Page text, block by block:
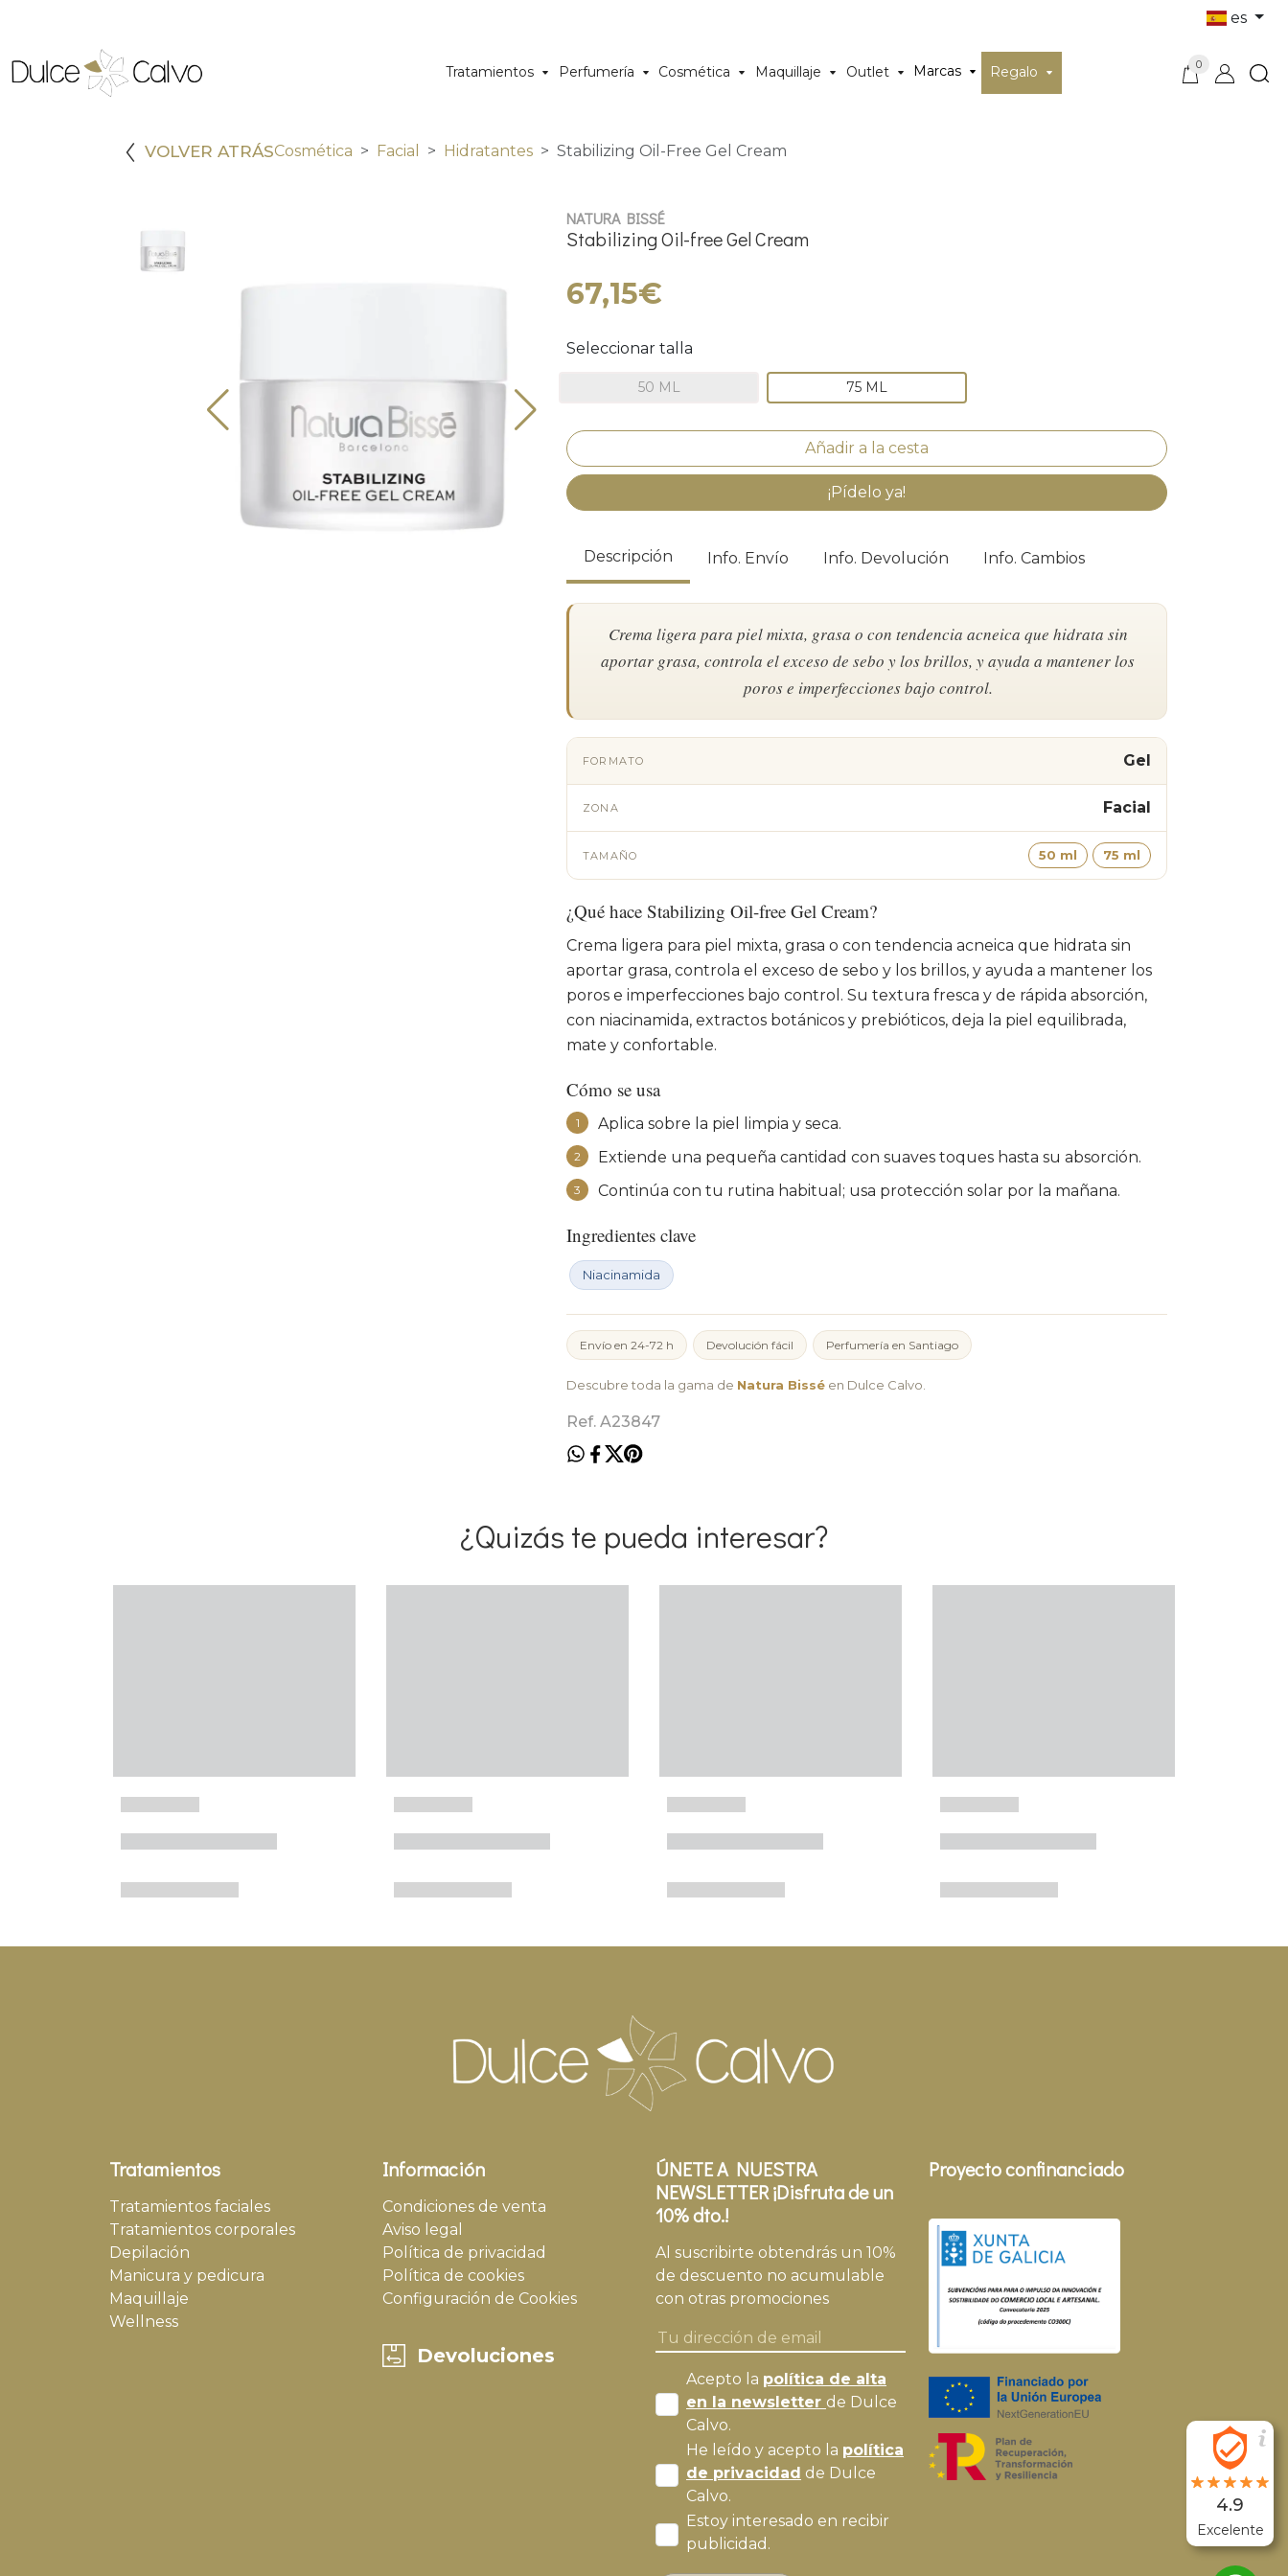
es
Tratamientos Perfumería Cosmética Maquillaje Outlet Marcas Regalo 0
VOLVER ATRÁSCosmética Facial Hidratantes Stabilizing Oil-Free Gel Cream
NATURA BISSÉ
Stabilizing Oil-free Gel Cream
67,15€
Seleccionar talla
50 ML 75 ML
¡Pídelo ya!
Descripción Info. Envío Info. Devolución Info. Cambios
Crema ligera para piel mixta, grasa o con tendencia acneica que hidrata sin
aportar grasa, controla el exceso de sebo y los brillos, y ayuda a mantener los
poros e imperfecciones bajo control.
FORMATO Gel
ZONA Facial
TAMAÑO 50 ml 75 ml
¿Qué hace Stabilizing Oil-free Gel Cream?
Crema ligera para piel mixta, grasa o con tendencia acneica que hidrata sin
aportar grasa, controla el exceso de sebo y los brillos, y ayuda a mantener los
poros e imperfecciones bajo control. Su textura fresca y de rápida absorción,
con niacinamida, extractos botánicos y prebióticos, deja la piel equilibrada,
mate y confortable.
Cómo se usa
1 Aplica sobre la piel limpia y seca.
2 Extiende una pequeña cantidad con suaves toques hasta su absorción.
3 Continúa con tu rutina habitual; usa protección solar por la mañana.
Ingredientes clave
Niacinamida
Envío en 24-72 h Devolución fácil Perfumería en Santiago
Descubre toda la gama de Natura Bissé en Dulce Calvo.
Ref. A23847
¿Quizás te pueda interesar?
Tratamientos
Tratamientos faciales
Tratamientos corporales
Depilación
Manicura y pedicura
Maquillaje
Wellness
Información
Condiciones de venta
Aviso legal
Política de privacidad
Política de cookies
Configuración de Cookies
Devoluciones
ÚNETE A NUESTRA
NEWSLETTER ¡Disfruta de un
10% dto.!
Al suscribirte obtendrás un 10%
de descuento no acumulable
con otras promociones
Acepto la política de alta
en la newsletter de Dulce
Calvo.
He leído y acepto la política
de privacidad de Dulce
Calvo.
Estoy interesado en recibir
publicidad.
Proyecto confinanciado
4.9
Excelente